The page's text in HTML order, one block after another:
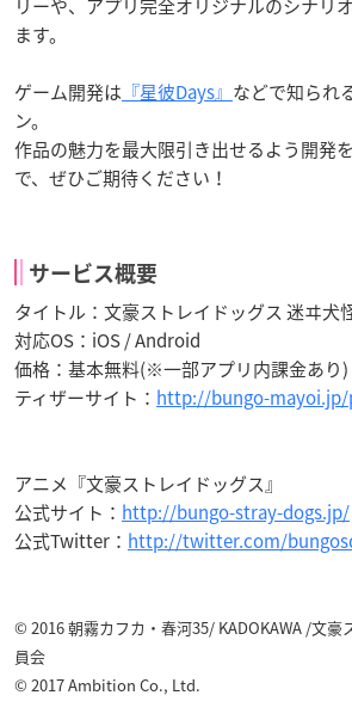
リーや、アプリ完全オリジナルのシナリ
ます。
ゲーム開発は 『星彼Days』 などで知られ
ン。
作品の魅力を最大限引き出せるよう開発
で、ぜひご期待ください！
サービス概要
タイトル：文豪ストレイドッグス 迷ヰ犬
対応OS：iOS / Android
価格：基本無料(※一部アプリ内課金あり)
ティザーサイト： http://bungo-
アニメ『文豪ストレイドッグス』
公式サイト： http://bungo-stray-dogs.jp/
公式Twitter： http://twitter.com/
© 2016 朝霧カフカ・春河35/ KADOKAWA /文豪
員会
© 2017 Ambition Co., Ltd.